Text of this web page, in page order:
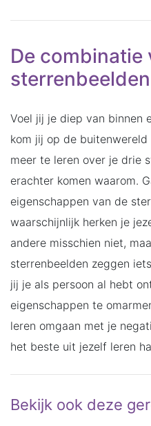
De combinatie
sterrenbeelden
Voel jij je diep van binnen
kom jij op de
meer te leren over je drie
erachter komen waarom.
eigenschappen van de
waarschijnlijk herken je
andere misschien niet,
sterrenbeelden zeggen
jij je als persoon al hebt
eigenschappen te
leren omgaan met je
het beste uit jezelf leren
Bekijk ook deze